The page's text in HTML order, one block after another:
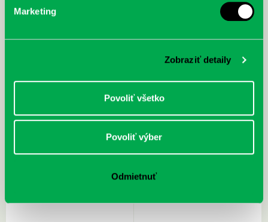
Marketing
Zobraziť detaily
Povoliť všetko
Povoliť výber
Odmietnuť
Rudź, Przemyslaw: Atlas hviezd:
Hardy, Paula: Japonsko na tanieri: